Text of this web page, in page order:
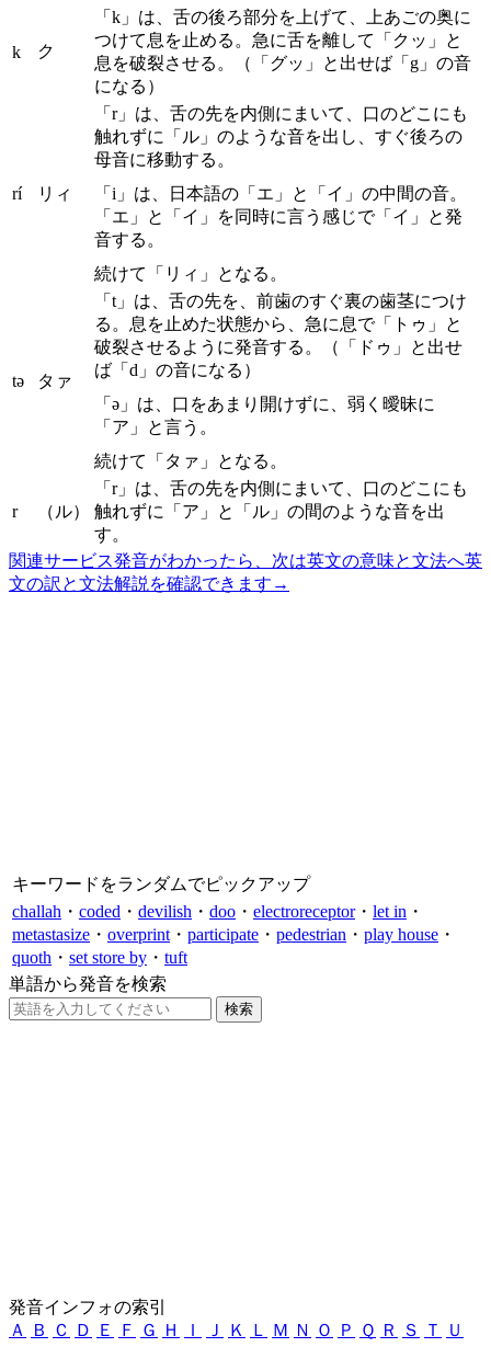
k ク
「k」は、舌の後ろ部分を上げて、上あごの奥に
つけて息を止める。急に舌を離して「クッ」と
息を破裂させる。（「グッ」と出せば「g」の音
になる）
rí リィ
「r」は、舌の先を内側にまいて、口のどこにも
触れずに「ル」のような音を出し、すぐ後ろの
母音に移動する。
「i」は、日本語の「エ」と「イ」の中間の音。
「エ」と「イ」を同時に言う感じで「イ」と発
音する。
続けて「リィ」となる。
tə タァ
「t」は、舌の先を、前歯のすぐ裏の歯茎につけ
る。息を止めた状態から、急に息で「トゥ」と
破裂させるように発音する。（「ドゥ」と出せ
ば「d」の音になる）
「ə」は、口をあまり開けずに、弱く曖昧に
「ア」と言う。
続けて「タァ」となる。
r （ル）
「r」は、舌の先を内側にまいて、口のどこにも
触れずに「ア」と「ル」の間のような音を出
す。
関連サービス発音がわかったら、次は英文の意味と文法へ英
文の訳と文法解説を確認できます →
キーワードをランダムでピックアップ
challah ・ coded ・ devilish ・ doo ・ electroreceptor・ let in ・
metastasize ・ overprint ・ participate ・ pedestrian ・ play house ・
quoth ・ set store by ・ tuft
単語から発音を検索
発音インフォの索引
Ａ
Ｂ Ｃ Ｄ Ｅ Ｆ Ｇ Ｈ Ｉ Ｊ Ｋ Ｌ Ｍ Ｎ Ｏ Ｐ Ｑ Ｒ Ｓ Ｔ
Ｕ